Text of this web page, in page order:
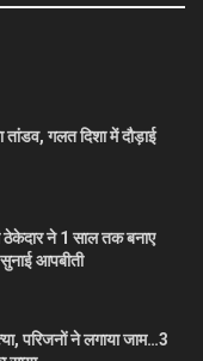
गलत दिशा में दौड़ाई
ठेकेदार ने 1 साल तक बनाए
आपबीती
परिजनों ने लगाया जाम…3